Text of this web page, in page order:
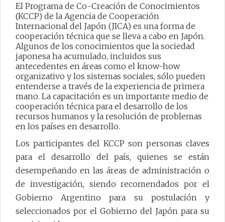
El Programa de Co-Creación de Conocimientos
(KCCP) de la Agencia de Cooperación
Internacional del Japón (JICA) es una forma de
cooperación técnica que se lleva a cabo en Japón.
Algunos de los conocimientos que la sociedad
japonesa ha acumulado, incluidos sus
antecedentes en áreas como el know-how
organizativo y los sistemas sociales, sólo pueden
entenderse a través de la experiencia de primera
mano. La capacitación es un importante medio de
cooperación técnica para el desarrollo de los
recursos humanos y la resolución de problemas
en los países en desarrollo.
Los participantes del KCCP son personas claves
para el desarrollo del país, quienes se están
desempeñando en las áreas de administración o
de investigación, siendo recomendados por el
Gobierno Argentino para su postulación y
seleccionados por el Gobierno del Japón para su